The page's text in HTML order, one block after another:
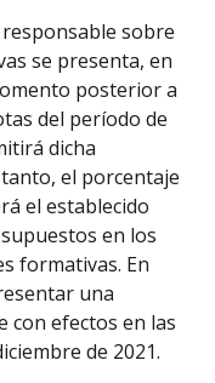
sobre
se presenta, en
posterior a
del período de
dicha
el porcentaje
el establecido
en los
formativas. En
una
con efectos en las
de 2021.